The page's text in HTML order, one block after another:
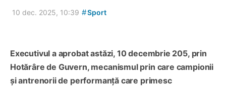
10 dec. 2025, 10:39 #Sport
Executivul a aprobat astăzi, 10 decembrie 205, prin
Hotărâre de Guvern, mecanismul prin care campionii
și antrenorii de performanță care primesc